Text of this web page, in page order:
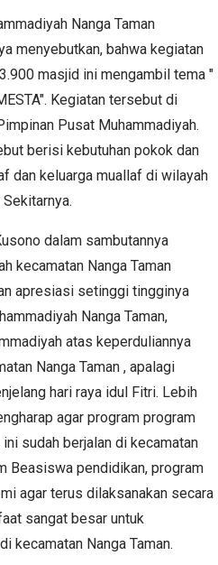
Nanga Taman
menyebutkan, bahwa kegiatan
masjid ini mengambil tema "
Kegiatan tersebut di
Pusat Muhammadiyah.
berisi kebutuhan pokok dan
dan keluarga muallaf di wilayah
Sekitarnya.
dalam sambutannya
kecamatan Nanga Taman
apresiasi setinggi tingginya
Nanga Taman,
atas keperduliannya
Nanga Taman , apalagi
hari raya idul Fitri. Lebih
agar program program
sudah berjalan di kecamatan
Beasiswa pendidikan, program
agar terus dilaksanakan secara
sangat besar untuk
kecamatan Nanga Taman.